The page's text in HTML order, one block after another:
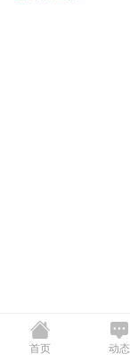
首页 动态